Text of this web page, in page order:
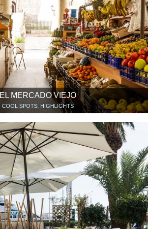
EL MERCADO VIEJO
COOL SPOTS, HIGHLIGHTS